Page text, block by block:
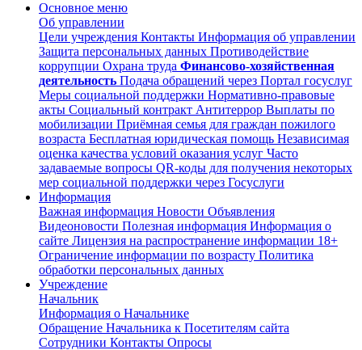
Основное меню
Об управлении
Цели учреждения Контакты Информация об управлении
Защита персональных данных Противодействие
коррупции Охрана труда Финансово-хозяйственная
деятельность Подача обращений через Портал госуслуг
Меры социальной поддержки Нормативно-правовые
акты Социальный контракт Антитеррор Выплаты по
мобилизации Приёмная семья для граждан пожилого
возраста Бесплатная юридическая помощь Независимая
оценка качества условий оказания услуг Часто
задаваемые вопросы QR-коды для получения некоторых
мер социальной поддержки через Госуслуги
Информация
Важная информация Новости Объявления
Видеоновости Полезная информация Информация о
сайте Лицензия на распространение информации 18+
Ограничение информации по возрасту Политика
обработки персональных данных
Учреждение
Начальник
Информация о Начальнике
Обращение Начальника к Посетителям сайта
Сотрудники Контакты Опросы